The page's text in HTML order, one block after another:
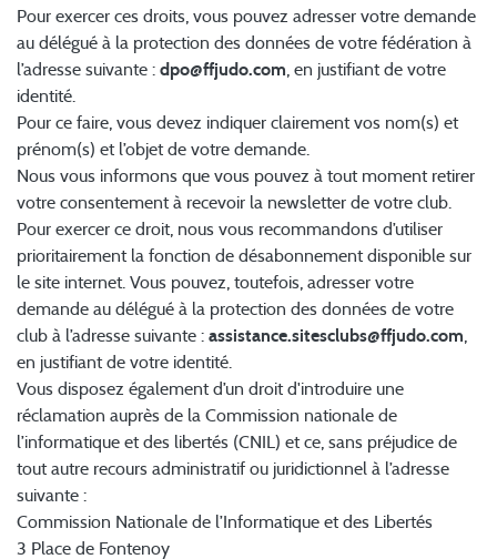
Pour exercer ces droits, vous pouvez adresser votre demande
au délégué à la protection des données de votre fédération à
l’adresse suivante : dpo@ffjudo.com , en justifiant de votre
identité.
Pour ce faire, vous devez indiquer clairement vos nom(s) et
prénom(s) et l’objet de votre demande.
Nous vous informons que vous pouvez à tout moment retirer
votre consentement à recevoir la newsletter de votre club.
Pour exercer ce droit, nous vous recommandons d’utiliser
prioritairement la fonction de désabonnement disponible sur
le site internet. Vous pouvez, toutefois, adresser votre
demande au délégué à la protection des données de votre
club à l’adresse suivante : assistance.sitesclubs@ffjudo.com
en justifiant de votre identité.
Vous disposez également d’un droit d'introduire une
réclamation auprès de la Commission nationale de
l’informatique et des libertés (CNIL) et ce, sans préjudice de
tout autre recours administratif ou juridictionnel à l’adresse
suivante :
Commission Nationale de l’Informatique et des Libertés
3 Place de Fontenoy